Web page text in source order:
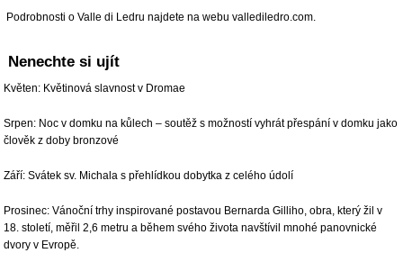
Podrobnosti o Valle di Ledru najdete na webu vallediledro.com.
Nenechte si ujít
Květen: Květinová slavnost v Dromae
Srpen: Noc v domku na kůlech – soutěž s možností vyhrát přespání v domku jako
člověk z doby bronzové
Září: Svátek sv. Michala s přehlídkou dobytka z celého údolí
Prosinec: Vánoční trhy inspirované postavou Bernarda Gilliho, obra, který žil v
18. století, měřil 2,6 metru a během svého života navštívil mnohé panovnické
dvory v Evropě.